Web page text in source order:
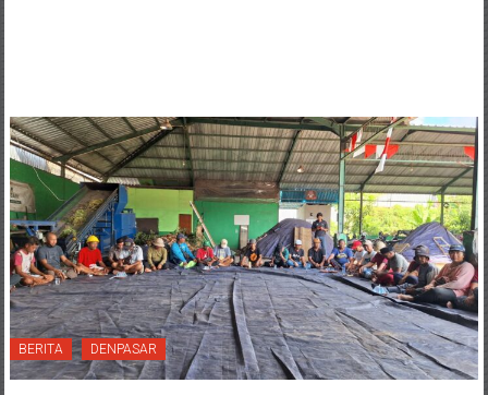
BERITA DENPASAR